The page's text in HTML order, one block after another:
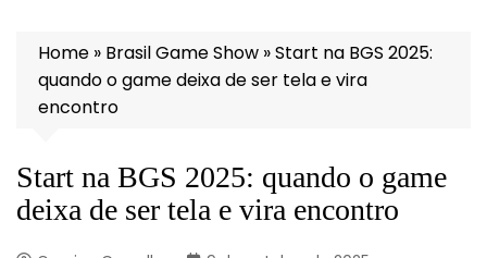
Home » Brasil Game Show »Start na BGS 2025:
quando o game deixa de ser tela e vira
encontro
Start na BGS 2025: quando o game
deixa de ser tela e vira encontro